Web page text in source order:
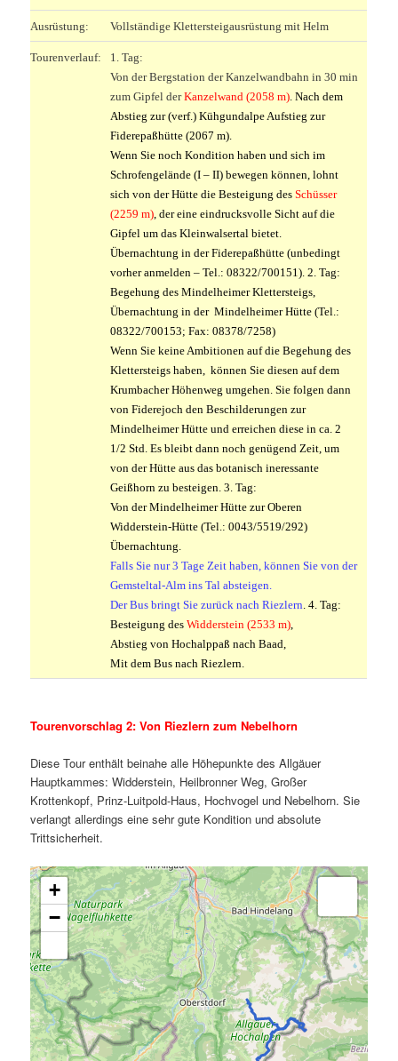
Ausrüstung: Vollständige Klettersteigausrüstung mit Helm
Tourenverlauf:
1. Tag:
Von der Bergstation der Kanzelwandbahn in 30 min
zum Gipfel derKanzelwand (2058 m). Nach dem
Abstieg zur (verf.) Kühgundalpe Aufstieg zur
Fiderepaßhütte (2067 m).
Wenn Sie noch Kondition haben und sich im
Schrofengelände (I – II) bewegen können, lohnt
sich von der Hütte die Besteigung desSchüsser
(2259 m), der eine eindrucksvolle Sicht auf die
Gipfel um das Kleinwalsertal bietet.
Übernachtung in der Fiderepaßhütte (unbedingt
vorher anmelden – Tel.: 08322/700151). 2. Tag:
Begehung des Mindelheimer Klettersteigs,
Übernachtung in der Mindelheimer Hütte (Tel.:
08322/700153; Fax: 08378/7258)
Wenn Sie keine Ambitionen auf die Begehung des
Klettersteigs haben, können Sie diesen auf dem
Krumbacher Höhenweg umgehen. Sie folgen dann
von Fiderejoch den Beschilderungen zur
Mindelheimer Hütte und erreichen diese in ca. 2
1/2 Std. Es bleibt dann noch genügend Zeit, um
von der Hütte aus das botanisch ineressante
Geißhorn zu besteigen. 3. Tag:
Von der Mindelheimer Hütte zur Oberen
Widderstein-Hütte (Tel.: 0043/5519/292)
Übernachtung.
Falls Sie nur 3 Tage Zeit haben, können Sie von der
Gemsteltal-Alm ins Tal absteigen.
Der Bus bringt Sie zurück nach Riezlern. 4. Tag:
Besteigung desWidderstein (2533 m),
Abstieg von Hochalppaß nach Baad,
Mit dem Bus nach Riezlern.
Tourenvorschlag 2: Von Riezlern zum Nebelhorn
Diese Tour enthält beinahe alle Höhepunkte des Allgäuer
Hauptkammes: Widderstein, Heilbronner Weg, Großer
Krottenkopf, Prinz-Luitpold-Haus, Hochvogel und Nebelhorn. Sie
verlangt allerdings eine sehr gute Kondition und absolute
Trittsicherheit.
+
−